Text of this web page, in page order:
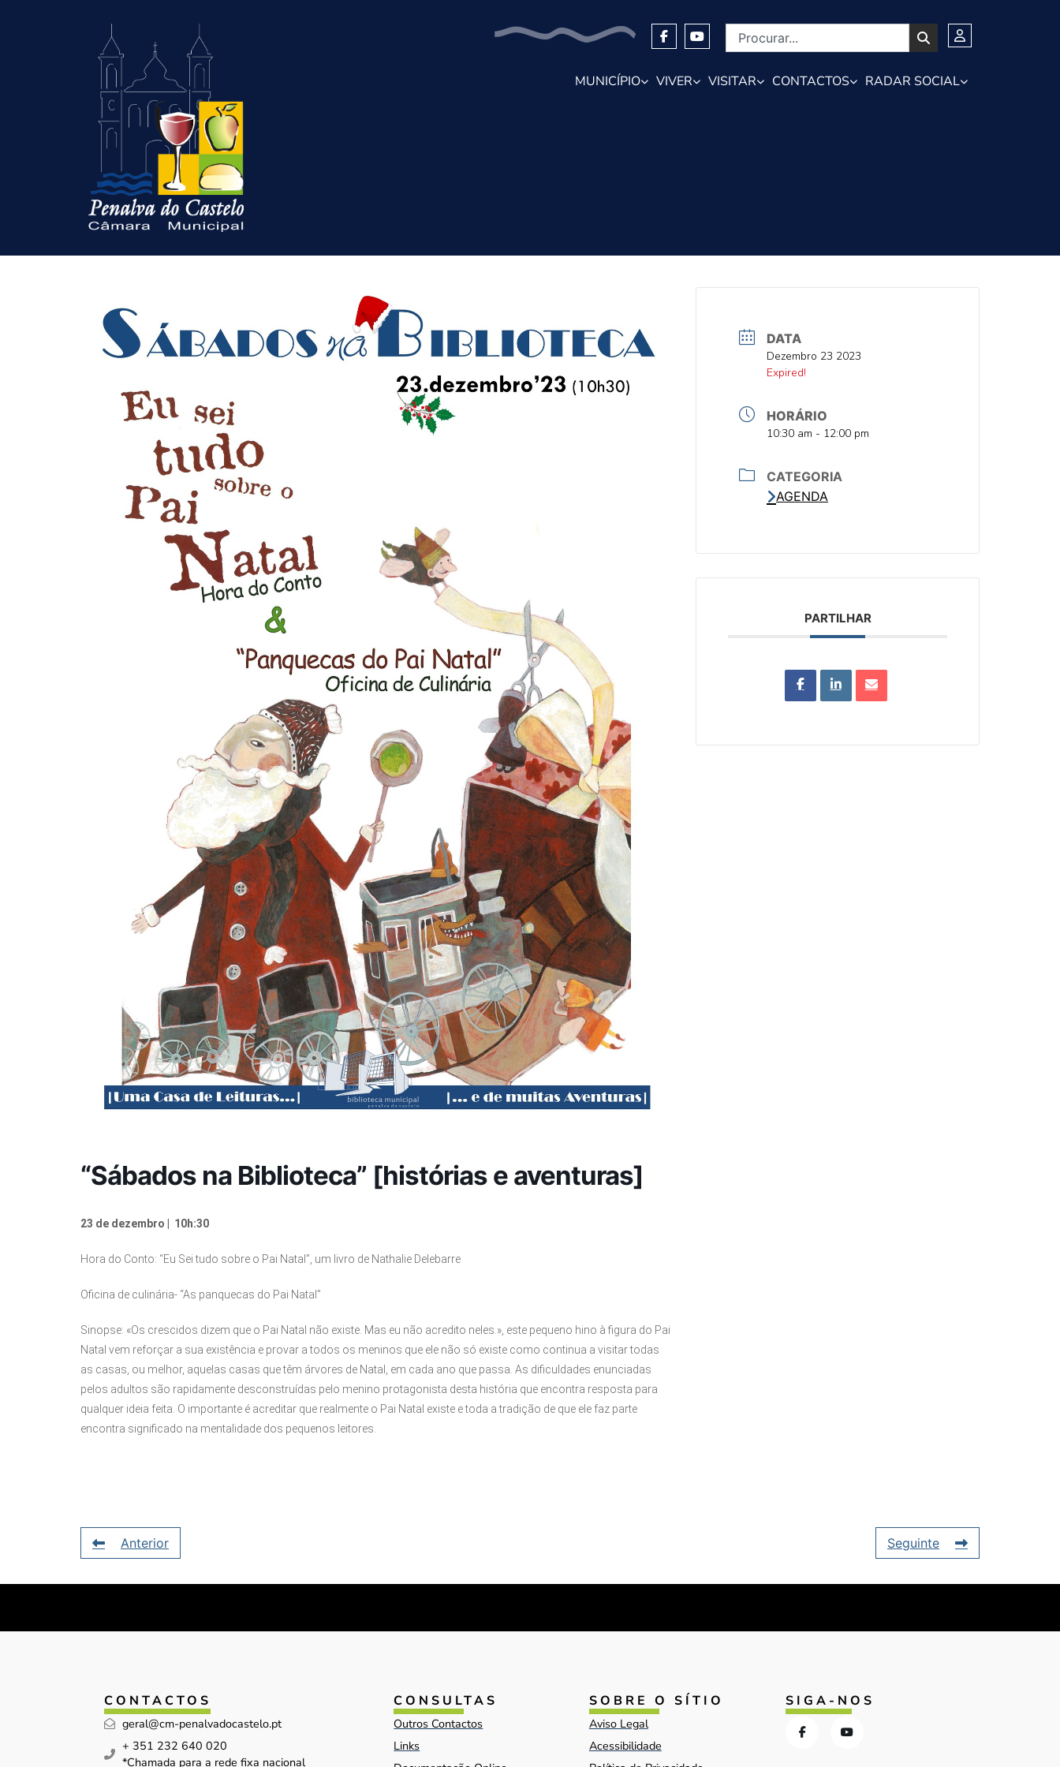
MUNICÍPIO VIVER VISITAR CONTACTOS RADAR SOCIAL
“Sábados na Biblioteca” [histórias e aventuras]
23 de dezembro | 10h:30
Hora do Conto: “Eu Sei tudo sobre o Pai Natal”, um livro de Nathalie Delebarre
Oficina de culinária- “As panquecas do Pai Natal”
Sinopse: «Os crescidos dizem que o Pai Natal não existe. Mas eu não acredito neles.», este pequeno hino à figura do Pai
Natal vem reforçar a sua existência e provar a todos os meninos que ele não só existe como continua a visitar todas
as casas, ou melhor, aquelas casas que têm árvores de Natal, em cada ano que passa. As dificuldades enunciadas
pelos adultos são rapidamente desconstruídas pelo menino protagonista desta história que encontra resposta para
qualquer ideia feita. O importante é acreditar que realmente o Pai Natal existe e toda a tradição de que ele faz parte
encontra significado na mentalidade dos pequenos leitores.
DATA
DATADezembro 23 2023
DATAExpired!
HORÁRIO
HORA
10:30 am - 12:00 pm
CATEGORIA
AGENDA
PARTILHAR
Anterior Seguinte
CONTACTOS
geral@cm-penalvadocastelo.pt
+ 351 232 640 020
*Chamada para a rede fixa nacional
CONSULTAS
Outros Contactos
Links
SOBRE O SÍTIO
Aviso Legal
Acessibilidade
SIGA-NOS